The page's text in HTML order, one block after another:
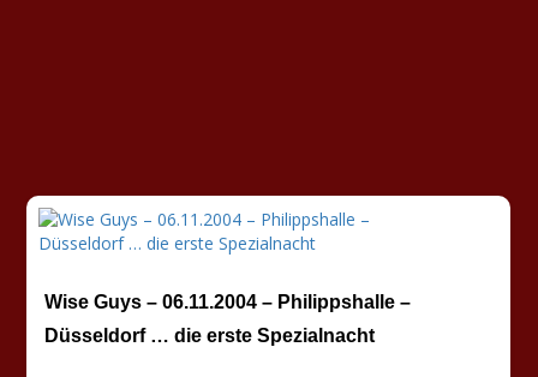
Wise Guys – 06.11.2004 – Philippshalle –
Düsseldorf … die erste Spezialnacht